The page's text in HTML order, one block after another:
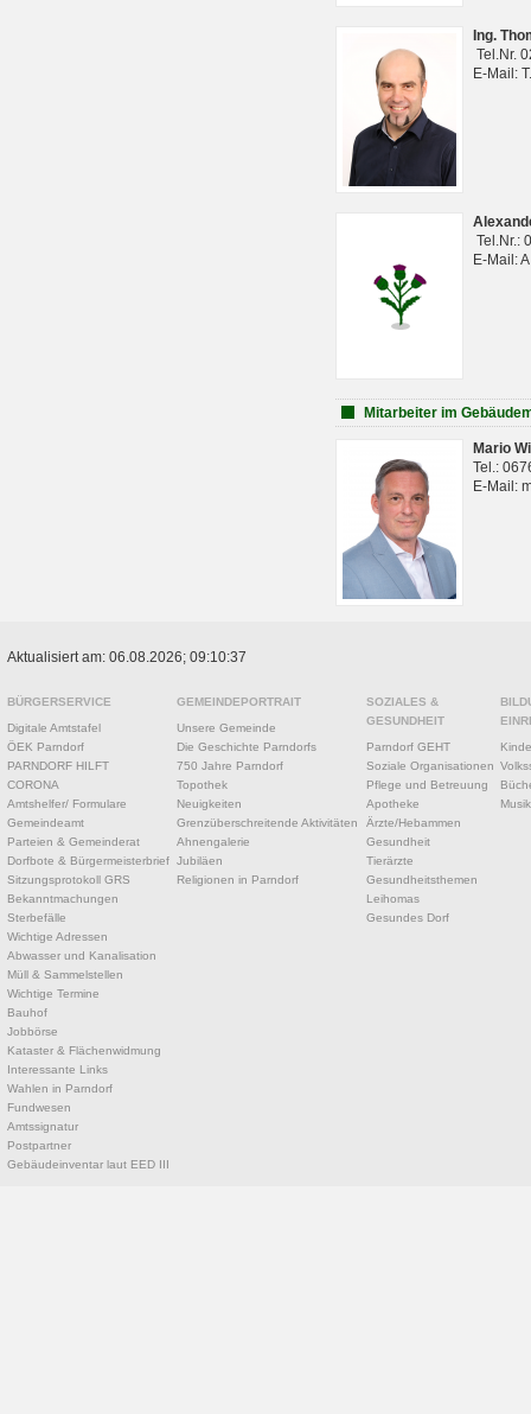
Ing.
Tel.Nr.
E-Mail:
Tel.Nr.:
E-Mail:
Mitarbeiter im
Mario
Tel.:
E-Mail:
Aktualisiert am: 06.08.2026; 09:10:37
BÜRGERSERVICE
Digitale Amtstafel
ÖEK Parndorf
PARNDORF HILFT
CORONA
Amtshelfer/ Formulare
Gemeindeamt
Parteien & Gemeinderat
Dorfbote & Bürgermeisterbrief
Sitzungsprotokoll GRS
Bekanntmachungen
Sterbefälle
Wichtige Adressen
Abwasser und Kanalisation
Müll & Sammelstellen
Wichtige Termine
Bauhof
Jobbörse
Kataster & Flächenwidmung
Interessante Links
Wahlen in Parndorf
Fundwesen
Amtssignatur
Postpartner
Gebäudeinventar laut EED III
GEMEINDEPORTRAIT
Unsere Gemeinde
Die Geschichte Parndorfs
750 Jahre Parndorf
Topothek
Neuigkeiten
Grenzüberschreitende Aktivitäten
Ahnengalerie
Jubiläen
Religionen in Parndorf
SOZIALES &
GESUNDHEIT
Parndorf GEHT
Soziale Organisationen
Pflege und Betreuung
Apotheke
Ärzte/Hebammen
Gesundheit
Tierärzte
Gesundheitsthemen
Leihomas
Gesundes Dorf